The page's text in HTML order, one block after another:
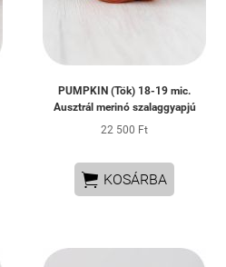
PUMPKIN (Tök) 18-19 mic.
Ausztrál merinó szalaggyapjú
22 500 Ft
 KOSÁRBA